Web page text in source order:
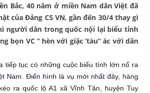
Bắc, 40 năm ở miền Nam dân Việt đã
của Đảng CS VN, gần đến 30/4 thay gì
người dân trong quốc nội lại biểu tỉnh
bọn VC ” hèn với giặc ‘tàu” ác với dân
tiếp tục có những cuộc biểu tình lớn nổ ra
Nam. Điển hình là vụ mới nhất đây, hàng
ra quốc lộ A1 xã Vĩnh Tân, huyện Tuy